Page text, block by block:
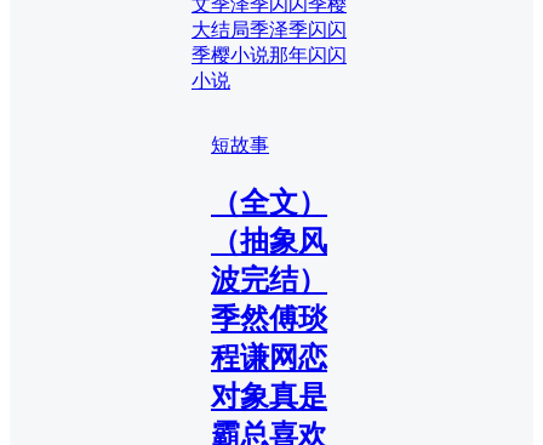
大结局季泽季闪闪
季樱小说那年闪闪
小说
短故事
（全文）
（抽象风
波完结）
季然傅琰
程谦网恋
对象真是
霸总喜欢